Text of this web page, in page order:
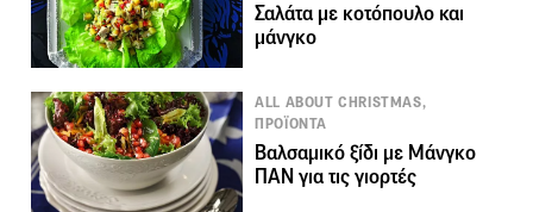
Σαλάτα με κοτόπουλο και
μάνγκο
ALL ABOUT CHRISTMAS,
ΠΡΟΪΟΝΤΑ
Βαλσαμικό ξίδι με Μάνγκο
ΠΑΝ για τις γιορτές